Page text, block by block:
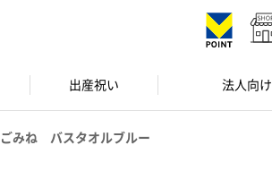
出産祝い 法人向け
みね バスタオルブルー